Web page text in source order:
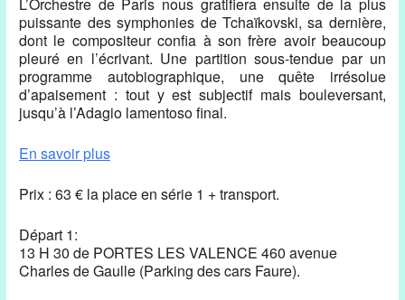
L’Orchestre de Paris nous gratifiera ensuite de la plus
puissante des symphonies de Tchaïkovski, sa dernière,
dont le compositeur confia à son frère avoir beaucoup
pleuré en l’écrivant. Une partition sous-tendue par un
programme autobiographique, une quête irrésolue
d’apaisement : tout y est subjectif mais bouleversant,
jusqu’à l’Adagio lamentoso final.
En savoir plus
Prix : 63 € la place en série 1 + transport.
Départ 1:
13 H 30 de PORTES LES VALENCE 460 avenue
Charles de Gaulle (Parking des cars Faure).